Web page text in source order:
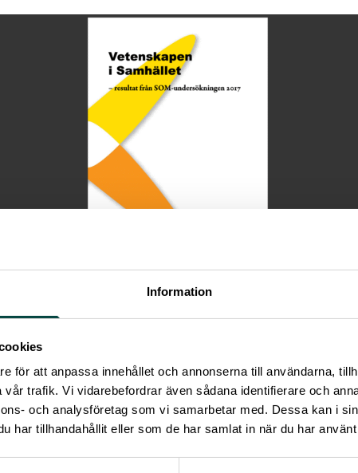
Information
för att anpassa innehållet och annonserna till användarna,
trafik. Vi vidarebefordrar även sådana identifierare och
och analysföretag som vi samarbetar med. Dessa kan i
har tillhandahållit eller som de har samlat in när du har
urval av den svenska befolkningen. Svaren har
under våren 2018. Resultaten presenteras i rapporten
i Samhället – resultat från SOM-undersökningen 2017
har skrivits av fil.dr. Gustav Bohlin, utredare vid
universitet, Lunds universitet och Uppsala universitet.